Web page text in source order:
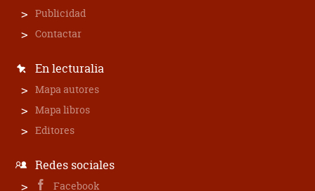
Publicidad
Contactar
En lecturalia
Mapa autores
Mapa libros
Editores
Redes sociales
Facebook